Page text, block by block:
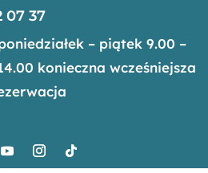
07 37
– piątek 9.00 –
konieczna wcześniejsza